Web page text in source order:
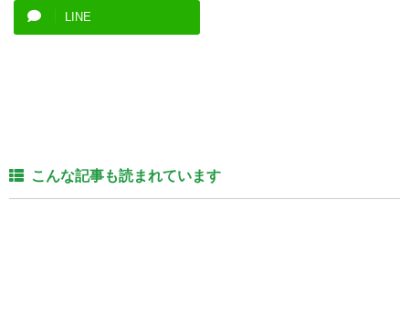
LINE
こんな記事も読まれています